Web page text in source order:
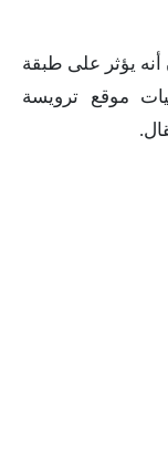
أنه يؤثر على طبقة
موقع ترويسة